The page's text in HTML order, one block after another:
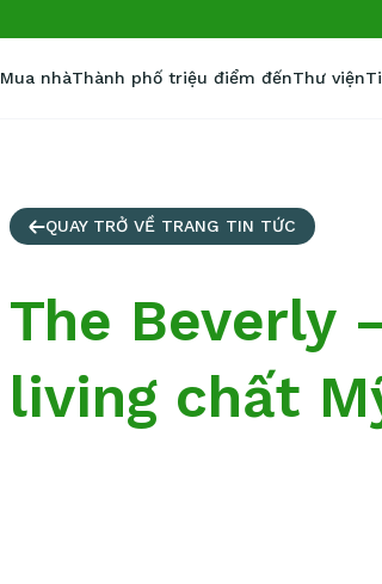
Mua nhàThành phố triệu điểm đếnThư viện
QUAY TRỞ VỀ TRANG TIN TỨC
The Beverly
living chất